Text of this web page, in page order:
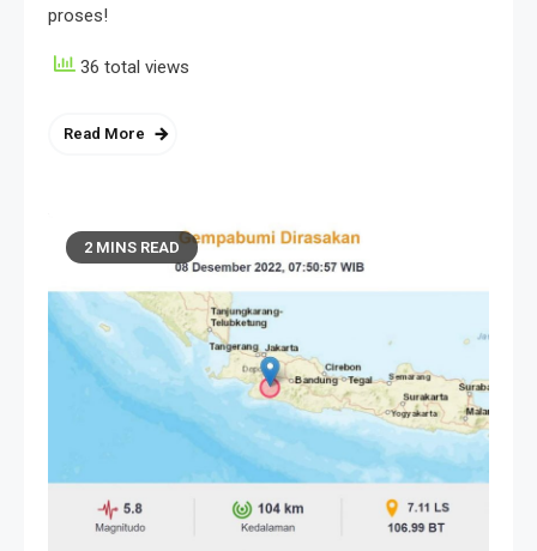
proses!
36 total views
Read More
2 MINS READ